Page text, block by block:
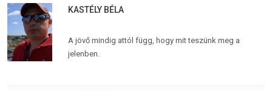
KASTÉLY BÉLA
A jövő mindig attól függ, hogy mit teszünk meg a
jelenben.